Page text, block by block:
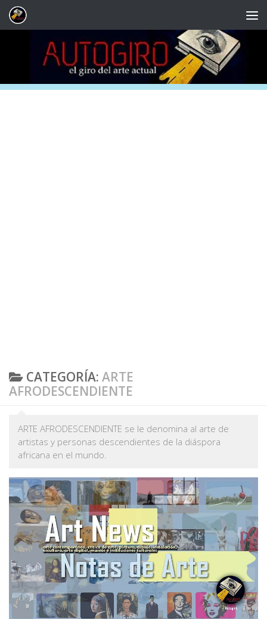
Saltar al contenido
CATEGORÍA: ARTE
AFRODESCENDIENTE
ARTE AFRODESCENDIENTE se le denomina al arte de
artistas y personas descendientes de la diáspora
africana en el mundo.